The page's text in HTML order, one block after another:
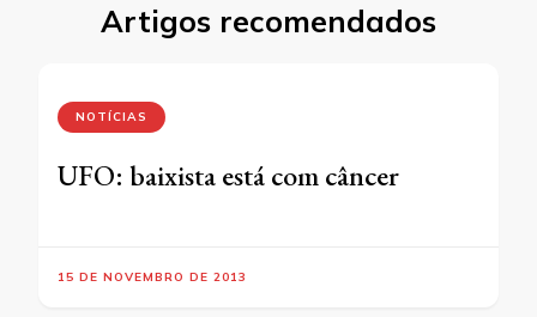
Artigos recomendados
NOTÍCIAS
UFO: baixista está com câncer
15 DE NOVEMBRO DE 2013